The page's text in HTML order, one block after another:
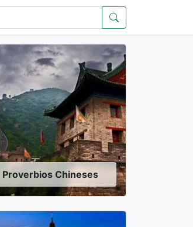
Proverbios Chineses